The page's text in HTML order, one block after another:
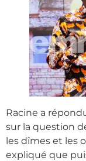
Racine a
sur la question
les dîmes et les
expliqué que